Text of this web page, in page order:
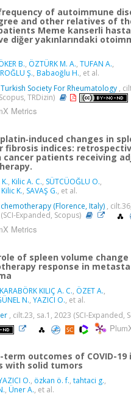
of autoimmune
and other relatives of
Meme kanserli
diğer yakınlarındaki
B., ÖZTÜRK M. A., TUFAN A.,
Ş., Babaoğlu H., et al.
Society For Rheumatology ,
TRDizin)
Metrics
changes in
fibrosis indices:
cancer patients receiving
, Kilic A. C., SÜTCÜOĞLU O.,
Kilic K., SAVAŞ G., et al.
(Florence, Italy) ,
Expanded, Scopus)
Metrics
of spleen volume
response in
KARABÖRK KILIÇ A. C., ÖZET A.,
N., YAZICI O., et al.
, cilt.23, sa.1, 2023 (SCI-Expanded,
term outcomes of COVID-
with solid tumors
O., özkan ö. f., tahtaci g.,
, Üner A., et al.